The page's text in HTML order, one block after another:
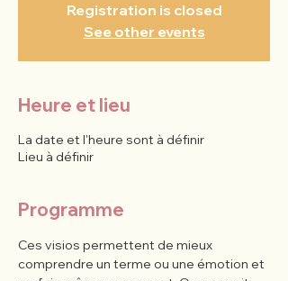
Registration is closed
See other events
Heure et lieu
La date et l'heure sont à définir
Lieu à définir
Programme
Ces visios permettent de mieux
comprendre un terme ou une émotion et